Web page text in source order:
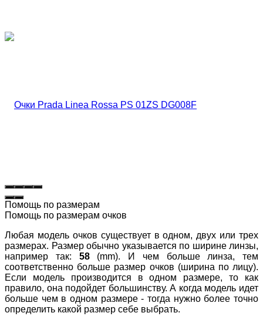
Помощь по размерам
Помощь по размерам очков
Любая модель очков существует в одном, двух или трех
размерах. Размер обычно указывается по ширине линзы,
например так: 58(mm). И чем больше линза, тем
соответственно больше размер очков (ширина по лицу).
Если модель производится в одном размере, то как
правило, она подойдет большинству. А когда модель идет
больше чем в одном размере - тогда нужно более точно
определить какой размер себе выбрать.